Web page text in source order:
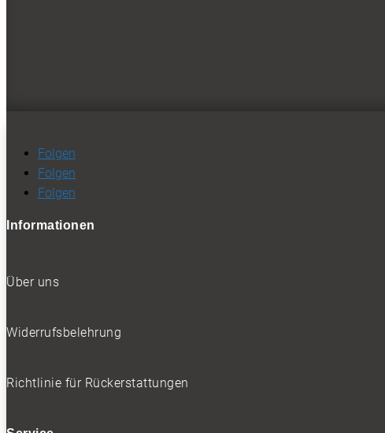
Folgen
Folgen
Folgen
Informationen
Über uns
Widerrufsbelehrung
Richtlinie für Rückerstattungen